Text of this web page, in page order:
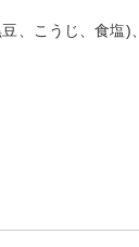
、こうじ、食塩